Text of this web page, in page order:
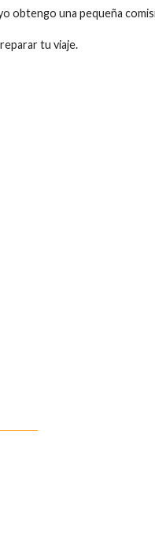
obtengo una pequeña
tu viaje.